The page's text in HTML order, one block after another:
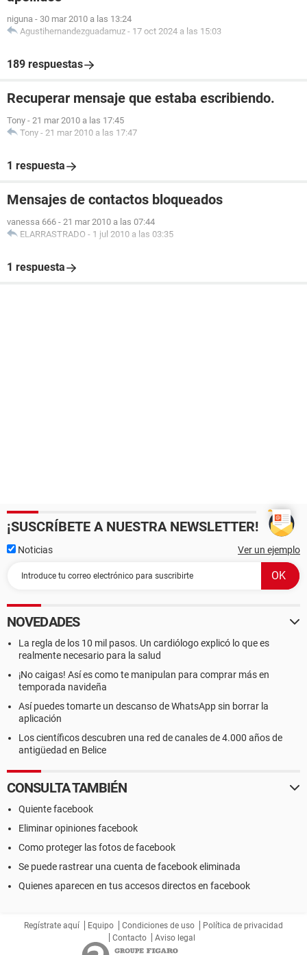
niguna - 30 mar 2010 a las 13:24
Agustihernandezguadamuz - 17 oct 2024 a las 15:03
189 respuestas
Recuperar mensaje que estaba escribiendo.
Tony - 21 mar 2010 a las 17:45
Tony - 21 mar 2010 a las 17:47
1 respuesta
Mensajes de contactos bloqueados
vanessa 666 - 21 mar 2010 a las 07:44
ELARRASTRADO - 1 jul 2010 a las 03:35
1 respuesta
¡SUSCRÍBETE A NUESTRA NEWSLETTER!
Noticias Ver un ejemplo
NOVEDADES
La regla de los 10 mil pasos. Un cardiólogo explicó lo que es
realmente necesario para la salud
¡No caigas! Así es como te manipulan para comprar más en
temporada navideña
Así puedes tomarte un descanso de WhatsApp sin borrar la
aplicación
Los científicos descubren una red de canales de 4.000 años de
antigüedad en Belice
CONSULTA TAMBIÉN
Quiente facebook
Eliminar opiniones facebook
Como proteger las fotos de facebook
Se puede rastrear una cuenta de facebook eliminada
Quienes aparecen en tus accesos directos en facebook
Regístrate aquí Equipo Condiciones de uso
Política de privacidad
Contacto
Aviso legal